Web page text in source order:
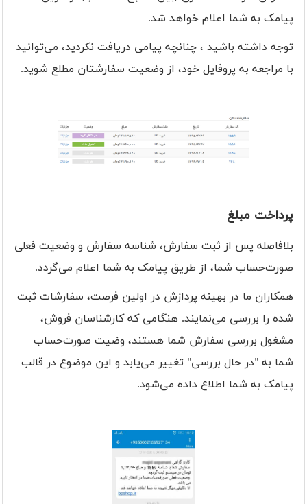
پیامک به شما اعلام خواهد شد.
توجه داشته باشید ، چنانچه پیامی دریافت نکردید، می‌توانید
با مراجعه به پروفایل‌ خود، از وضعیت سفارشتان مطلع شوید.
پرداخت مبلغ
بلافاصله پس از ثبت سفارش، شناسه سفارش و وضعیت فعلی
صورت‌حساب شما، از طریق پیامک به شما اعلام می‌گردد.
همکاران ما در بهینه پردازش در اولین فرصت، سفارشات ثبت
شده را بررسی می‌نمایند. هنگامی که کارشناسان فروش،
مشغول بررسی سفارش شما هستند، وضیت صورت‌حساب
شما به "در حال بررسی" تغییر می‌یابد و این موضوع در قالب
پیامک به شما اطلاع داده می‌شود.